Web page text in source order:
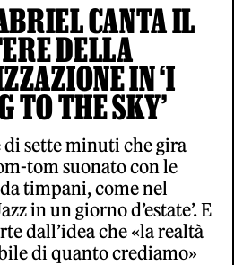
CANTA IL
DELLA
IN ‘I
TO THE SKY’
di sette minuti che gira
tom suonato con le
timpani, come nel
in un giorno d’estate’. E
dall’idea che «la realtà
di quanto crediamo»